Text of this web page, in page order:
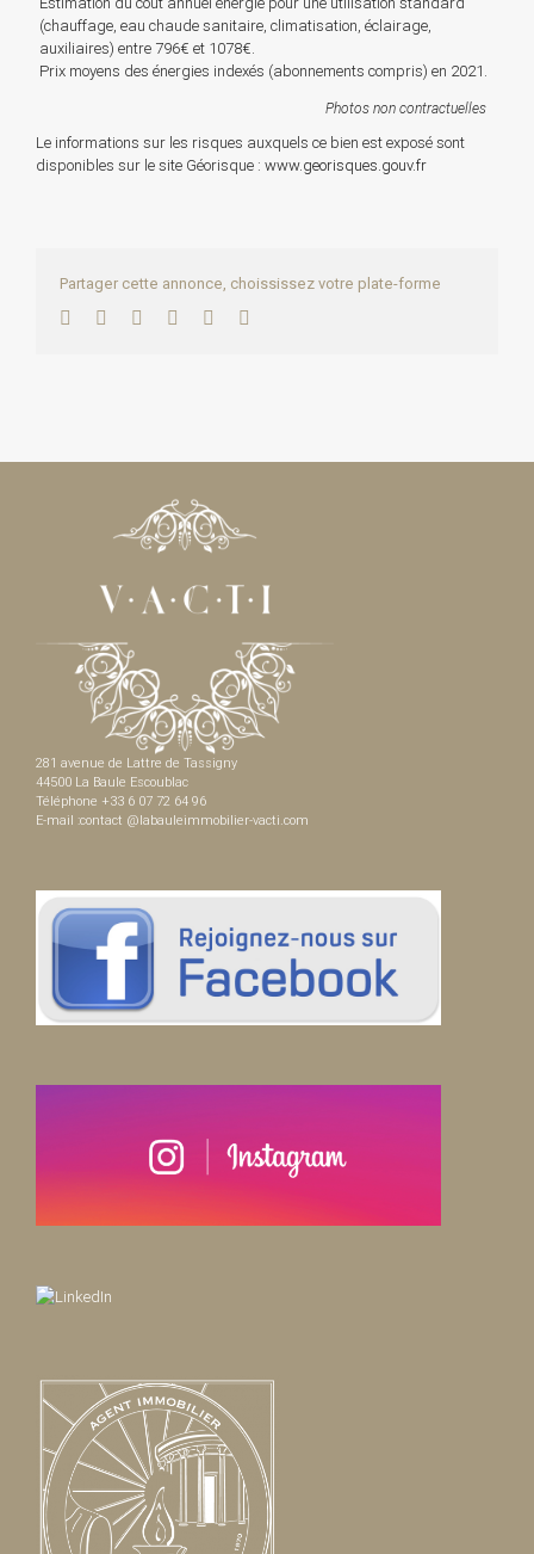
(chauffage, eau chaude sanitaire, climatisation, éclairage,
auxiliaires) entre 796€ et 1078€.
Prix moyens des énergies indexés (abonnements compris) en 2021.
Photos non contractuelles
Le informations sur les risques auxquels ce bien est exposé sont
disponibles sur le site Géorisque : www.georisques.gouv.fr
Partager cette annonce, choississez votre plate-forme
Facebook
TwitterLinkedInWhatsApp
Pinterest
281 avenue de Lattre de Tassigny
44500 La Baule Escoublac
Téléphone +33 6 07 72 64 96
E-mail :contact @labauleimmobilier-vacti.com